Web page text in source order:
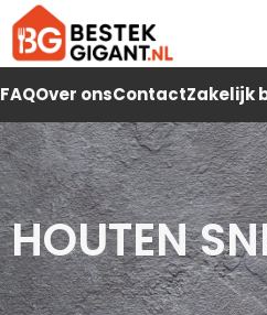
FAQOver onsContactZakelijk
HOUTEN